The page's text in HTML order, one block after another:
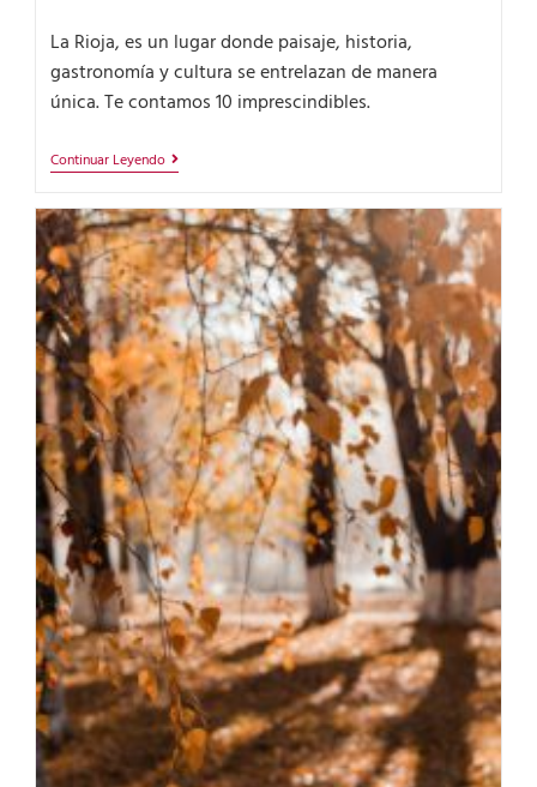
La Rioja, es un lugar donde paisaje, historia,
gastronomía y cultura se entrelazan de manera
única. Te contamos 10 imprescindibles.
Continuar Leyendo